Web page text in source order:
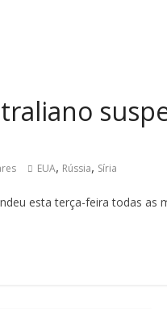
EUA, Rússia, Síria
esta terça-feira todas as